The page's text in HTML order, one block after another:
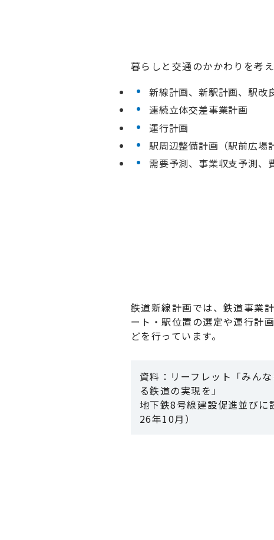
暮らしと交通のかかわりを考
新線計画、新駅計画、駅改
連続立体交差事業計画
運行計画
駅周辺整備計画（駅前広場
需要予測、事業収支予測、
鉄道新線計画では、鉄道事業
ート・駅位置の選定や運行計
どを行っています。
資料：リーフレット「みん
る鉄道の実現を」
地下鉄8号線建設促進並びに
26年10月）